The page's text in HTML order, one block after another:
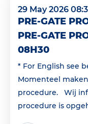
29 May 2026
PRE-GATE
PRE-GATE
08H30
* For English see
Momenteel
procedure. Wij
procedure is